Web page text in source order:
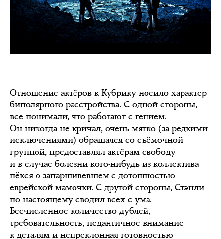
Отношение актёров к Кубрику носило характер
биполярного расстройства. С одной стороны,
все понимали, что работают с гением.
Он никогда не кричал, очень мягко (за редкими
исключениями) обращался со съёмочной
группой, предоставлял актёрам свободу
и в случае болезни кого-нибудь из коллектива
пёкся о запаршивевшем с дотошностью
еврейской мамочки. С другой стороны, Стэнли
по-настоящему сводил всех с ума.
Бесчисленное количество дублей,
требовательность, педантичное внимание
к деталям и непреклонная готовностью